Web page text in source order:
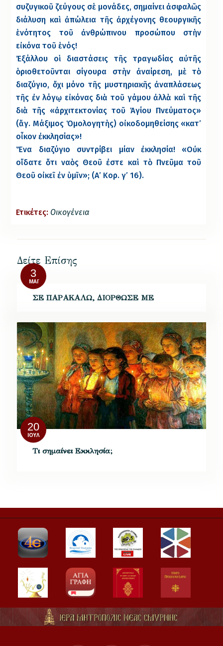
συζυγικοῦ ζεύγους σὲ μονάδες, σημαίνει ἀσφαλῶς
διάλυση καὶ ἀπώλεια τῆς ἀρχέγονης θεουργικῆς
ἑνότητος τοῦ ἀνθρώπινου προσώπου στὴν
εἰκόνα τοῦ ἑνός!
Ἐξάλλου οἱ διαστάσεις τῆς τραγωδίας αὐτῆς
ὁριοθετοῦνται σίγουρα στὴν ἀναίρεση, μὲ τὸ
διαζύγιο, ὄχι μόνο τῆς μυστηριακῆς ἀναπλάσεως
τῆς ἐν λόγῳ εἰκόνας διὰ τοῦ γάμου ἀλλὰ καὶ τῆς
διὰ τῆς «ἀρχιτεκτονίας τοῦ Ἁγίου Πνεύματος»
(ἅγ. Μάξιμος Ὁμολογητὴς) οἰκοδομηθείσης «κατ’
οἶκον ἐκκλησίας»!
Ἕνα διαζύγιο συντρίβει μίαν ἐκκλησία! «Οὐκ
οἴδατε ὅτι ναὸς Θεοῦ ἐστε καὶ τὸ Πνεῦμα τοῦ
Θεοῦ οἰκεῖ ἐν ὑμῖν»; (Α’ Κορ. γ’ 16).
Ετικέτες: Οικογένεια
Δείτε Επίσης
3
ΜΆΙ
ΣΕ ΠΑΡΑΚΑΛΩ, ΔΙΟΡΘΩΣΕ ΜΕ
20
ΙΟΎΛ
Τι σημαίνει Εκκλησία;